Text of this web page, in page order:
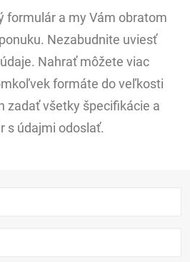
formulár a my Vám obratom
Nezabudnite uviesť
Nahrať môžete viac
formáte do veľkosti
zadať všetky špecifikácie a
s údajmi odoslať.